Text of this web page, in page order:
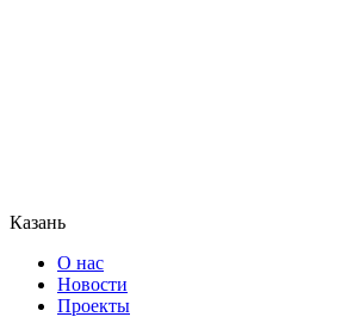
Казань
О нас
Новости
Проекты